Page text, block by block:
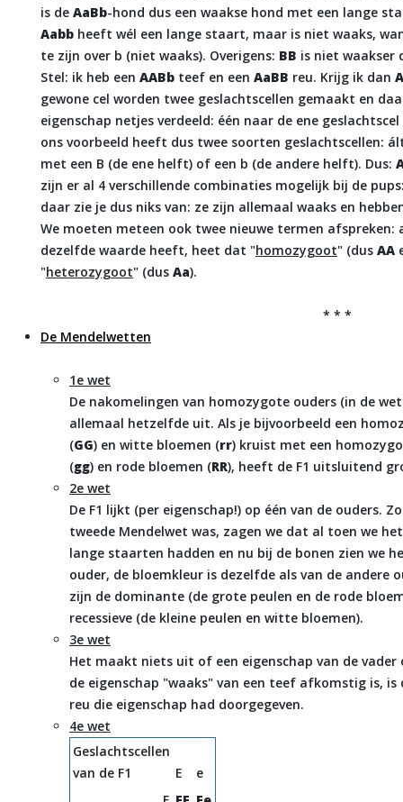
is de AaBb-hond dus een waakse hond met een lange
Aabb heeft wél een lange staart, maar is niet waaks,
te zijn over b (niet waaks). Overigens: BB is niet waakser
Stel: ik heb een AABb teef en een AaBB reu. Krijg ik dan
gewone cel worden twee geslachtscellen gemaakt en
eigenschap netjes verdeeld: één naar de ene
ons voorbeeld heeft dus twee soorten geslachtscellen:
met een B (de ene helft) of een b (de andere helft). Dus:
zijn er al 4 verschillende combinaties mogelijk bij de
daar zie je dus niks van: ze zijn allemaal waaks en
We moeten meteen ook twee nieuwe termen afspreken:
dezelfde waarde heeft, heet dat "homozygoot" (dus AA
"heterozygoot" (dus Aa).
* * *
De Mendelwetten
1e wet
De nakomelingen van homozygote ouders (in de
allemaal hetzelfde uit. Als je bijvoorbeeld een
(GG) en witte bloemen (rr) kruist met een
(gg) en rode bloemen (RR), heeft de F1 uitsluitend
2e wet
De F1 lijkt (per eigenschap!) op één van de ouders.
tweede Mendelwet was, zagen we dat al toen we
lange staarten hadden en nu bij de bonen zien we
ouder, de bloemkleur is dezelfde als van de andere
zijn de dominante (de grote peulen en de rode
recessieve (de kleine peulen en witte bloemen).
3e wet
Het maakt niets uit of een eigenschap van de
de eigenschap "waaks" van een teef afkomstig is,
reu die eigenschap had doorgegeven.
4e wet
Geslachtscellen
van de F1
E
e